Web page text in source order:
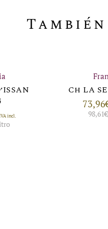
incl.
Ch LA
73,96
98,61€